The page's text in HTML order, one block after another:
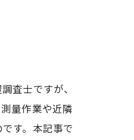
査士ですが、
量作業や近隣
す。本記事で